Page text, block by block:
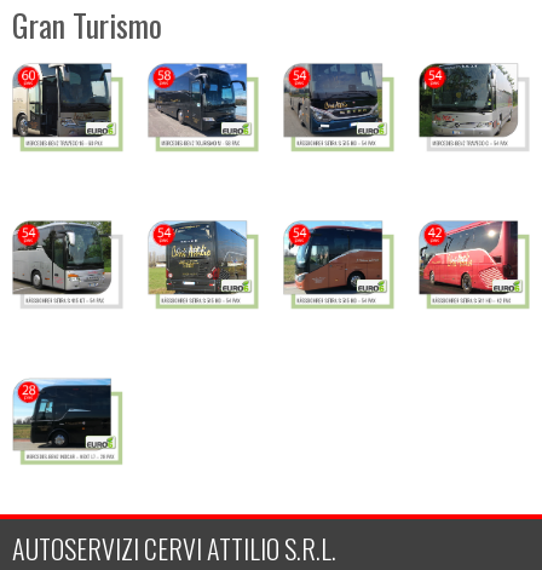
Gran Turismo
AUTOSERVIZI CERVI ATTILIO S.R.L.